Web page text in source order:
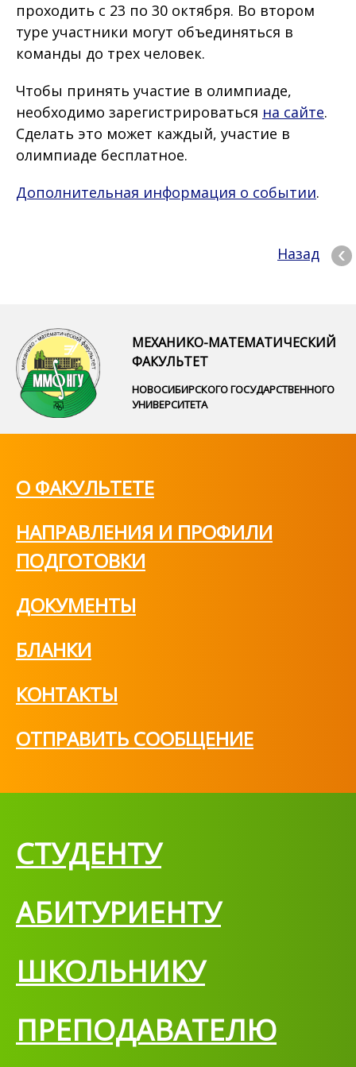
проходить с 23 по 30 октября. Во втором
туре участники могут объединяться в
команды до трех человек.
Чтобы принять участие в олимпиаде,
необходимо зарегистрироваться на сайте.
Сделать это может каждый, участие в
олимпиаде бесплатное.
Дополнительная информация о событии.
Назад
МЕХАНИКО-МАТЕМАТИЧЕСКИЙ
ФАКУЛЬТЕТ
НОВОСИБИРСКОГО ГОСУДАРСТВЕННОГО
УНИВЕРСИТЕТА
О ФАКУЛЬТЕТЕ
НАПРАВЛЕНИЯ И ПРОФИЛИ
ПОДГОТОВКИ
ДОКУМЕНТЫ
БЛАНКИ
КОНТАКТЫ
ОТПРАВИТЬ СООБЩЕНИЕ
СТУДЕНТУ
АБИТУРИЕНТУ
ШКОЛЬНИКУ
ПРЕПОДАВАТЕЛЮ